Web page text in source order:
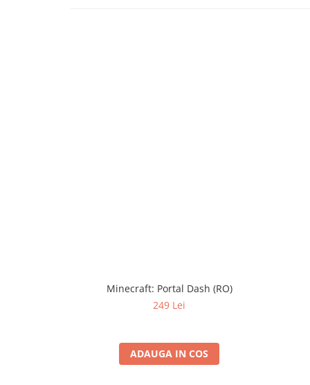
Minecraft: Portal Dash (RO)
249 Lei
ADAUGA IN COS